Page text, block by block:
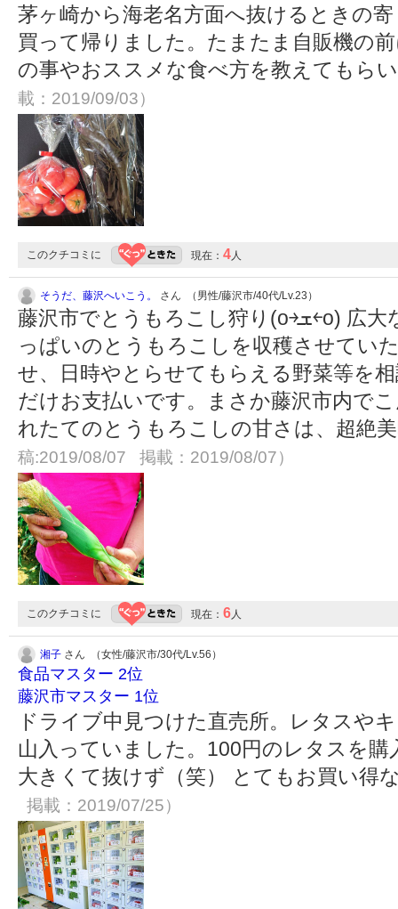
茅ヶ崎から海老名方面へ抜けるときの
買って帰りました。たまたま自販機の
の事やおススメな食べ方を教えてもら
載：2019/09/03）
このクチコミに 現在： 4人
そうだ、藤沢へいこう。 さん （男性/藤沢市/40代/Lv.23）
藤沢市でとうもろこし狩り(o￫ܫ￩o) 広大なとうもろこし畑で、両腕い
っぱいのとうもろこしを収穫させてい
せ、日時やとらせてもらえる野菜等を
だけお支払いです。まさか藤沢市内で
れたてのとうもろこしの甘さは、超絶
稿:2019/08/07 掲載：2019/08/07）
このクチコミに 現在： 6人
湘子 さん （女性/藤沢市/30代/Lv.56）
食品マスター 2位
藤沢市マスター 1位
ドライブ中見つけた直売所。レタスや
山入っていました。100円のレタスを
大きくて抜けず（笑） とてもお買い得
掲載：2019/07/25）